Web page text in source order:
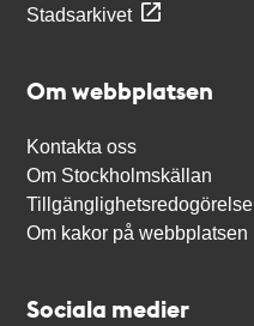
Stadsarkivet
Om webbplatsen
Kontakta oss
Om Stockholmskällan
Tillgänglighetsredogörelse
Om kakor på webbplatsen
Sociala medier